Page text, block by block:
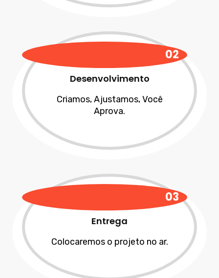
02
Desenvolvimento
Criamos, Ajustamos, Você
Aprova.
03
Entrega
Colocaremos o projeto no ar.